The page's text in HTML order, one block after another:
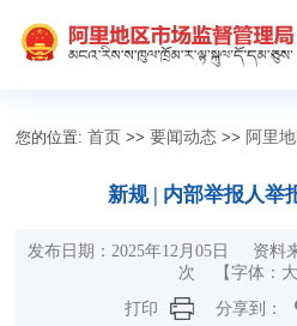
您的位置:首页 >>要闻动态 >> 阿里
新规 | 内部举报人举
发布日期：2025年12月05日 资
次
【字体： 大
打印
分享到：